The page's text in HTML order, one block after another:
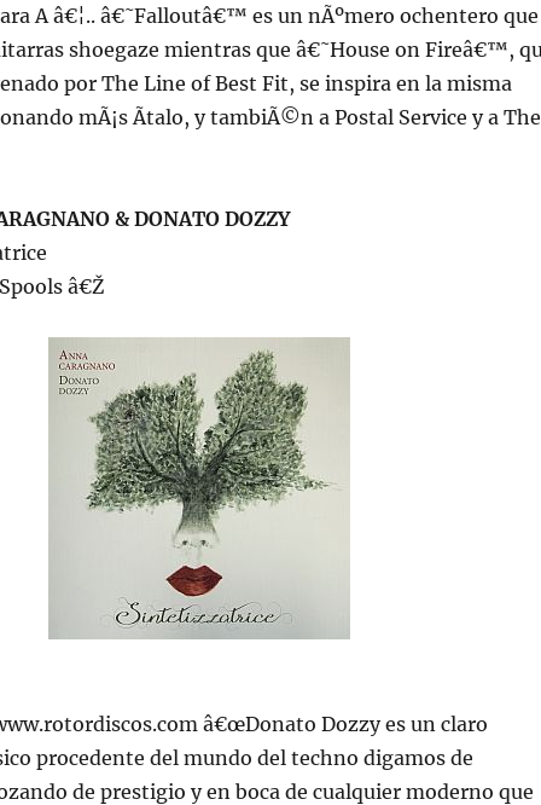
A â€¦.. â€˜Falloutâ€™ es un nÃºmero ochentero que
shoegaze mientras que â€˜House on Fireâ€™,
por The Line of Best Fit, se inspira en la misma
mÃ¡s Ã­talo, y tambiÃ©n a Postal Service y a The
& DONATO DOZZY
â€Ž
â€œDonato Dozzy es un claro
procedente del mundo del techno digamos de
de prestigio y en boca de cualquier moderno que